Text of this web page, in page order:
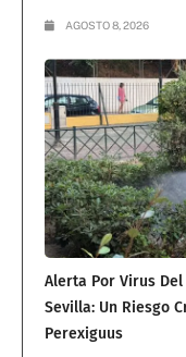
AGOSTO 8, 2026
Alerta Por Virus
Sevilla: Un Riesgo
Perexiguus